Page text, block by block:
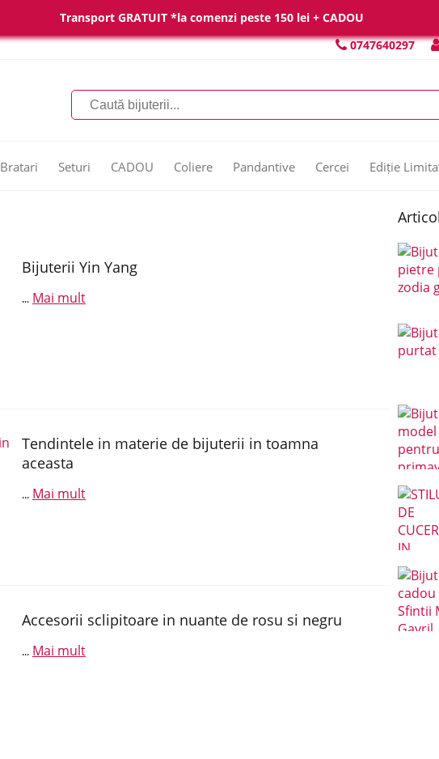
Transport GRATUIT *la comenzi peste 150 lei + CADOU
0747640297
Bratari Seturi CADOU Coliere Pandantive Cercei Ediție
Bijuterii Yin Yang
... Mai mult
Tendintele in materie de bijuterii in toamna
aceasta
... Mai mult
Accesorii sclipitoare in nuante de rosu si negru
... Mai mult